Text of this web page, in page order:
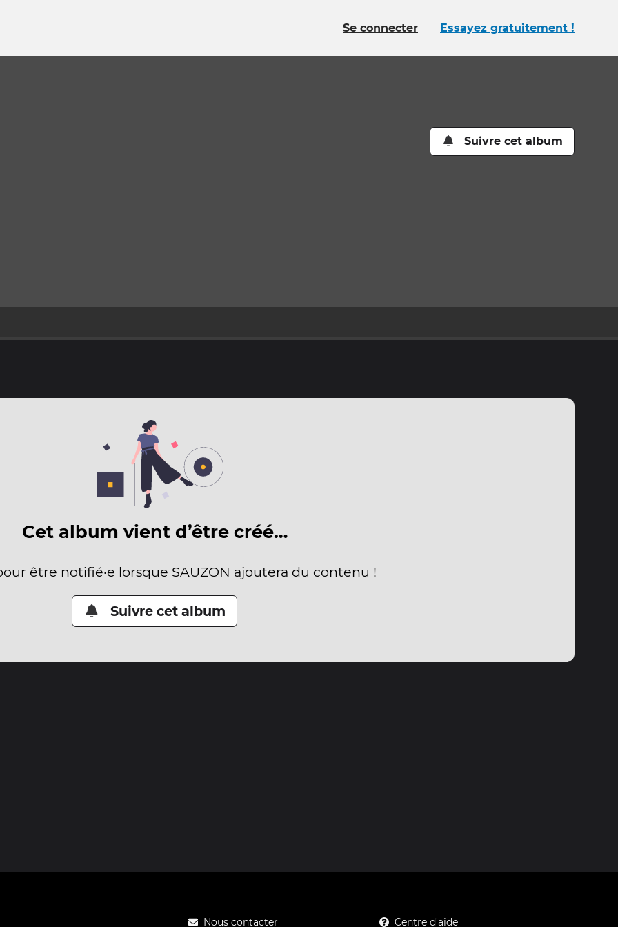
Se connecter Essayez gratuitement !
Suivre cet album
Cet album vient d’être créé…
être notifié·e lorsque SAUZON ajoutera du contenu !
Suivre cet album
Nous contacter Centre d'aide